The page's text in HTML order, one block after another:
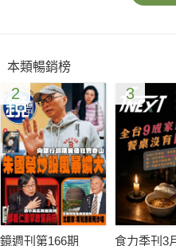
紀錄片導演李惠仁就在追查此
Part 2
食品風暴下的開心農場
從去年開始，台灣人一向最自
驗。從塑化劑風暴、美國牛肉
自危，享受美食的心情因此大打
本類暢銷榜
2
鏡週刊第166期
3
食力季刊3